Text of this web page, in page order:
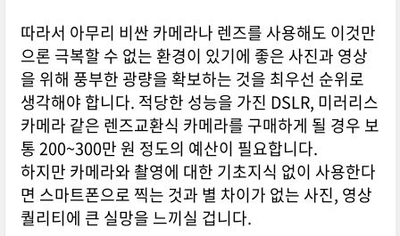
따라서 아무리 비싼 카메라나 렌즈를 사용해도 이것만
으론 극복할 수 없는 환경이 있기에 좋은 사진과 영상
을 위해 풍부한 광량을 확보하는 것을 최우선 순위로
생각해야 합니다. 적당한 성능을 가진 DSLR, 미러리스
카메라 같은 렌즈교환식 카메라를 구매하게 될 경우 보
통 200~300만 원 정도의 예산이 필요합니다.
하지만 카메라와 촬영에 대한 기초지식 없이 사용한다
면 스마트폰으로 찍는 것과 별 차이가 없는 사진, 영상
퀄리티에 큰 실망을 느끼실 겁니다.